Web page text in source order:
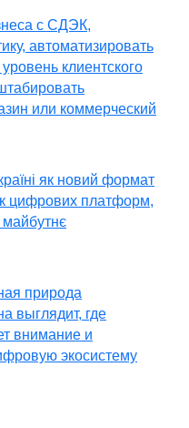
с СДЭК,
автоматизировать
клиентского
или коммерческий
як новий формат
цифрових платформ,
майбутнє
природа
выглядит, где
внимание и
экосистему